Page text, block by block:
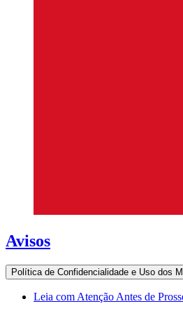
Avisos
Política de Confidencialidade e Uso dos
Leia com Atenção Antes de